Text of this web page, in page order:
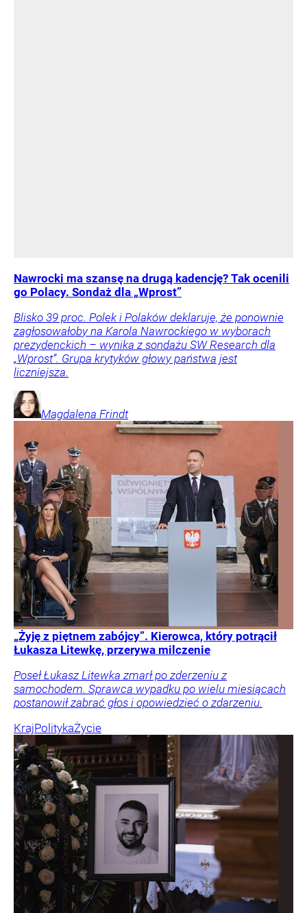
Nawrocki ma szansę na drugą kadencję? Tak ocenili
go Polacy. Sondaż dla „Wprost”
Blisko 39 proc. Polek i Polaków deklaruje, że ponownie
zagłosowałoby na Karola Nawrockiego w wyborach
prezydenckich – wynika z sondażu SW Research dla
„Wprost”. Grupa krytyków głowy państwa jest
liczniejsza.
Magdalena Frindt
„Żyję z piętnem zabójcy”. Kierowca, który potrącił
Łukasza Litewkę, przerywa milczenie
Poseł Łukasz Litewka zmarł po zderzeniu z
samochodem. Sprawca wypadku po wielu miesiącach
postanowił zabrać głos i opowiedzieć o zdarzeniu.
KrajPolitykaŻycie